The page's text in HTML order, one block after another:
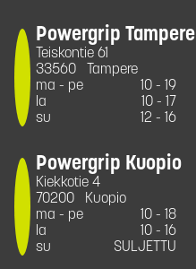
Powergrip Tampere
Teiskontie 61
33560
Tampere
ma - pe
10 - 19
la
10 - 17
su
12 - 16
Powergrip Kuopio
Kiekkotie 4
70200
Kuopio
ma - pe
10 - 18
la
10 - 16
su
SULJETTU